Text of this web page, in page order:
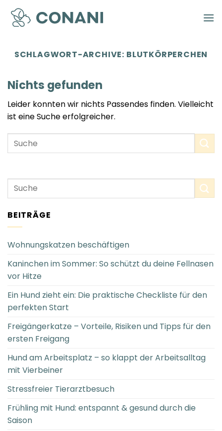
Zum
Inhalt
springen
SCHLAGWORT-ARCHIVE: BLUTKÖRPERCHEN
Nichts gefunden
Leider konnten wir nichts Passendes finden. Vielleicht
ist eine Suche erfolgreicher.
BEITRÄGE
Wohnungskatzen beschäftigen
Kaninchen im Sommer: So schützt du deine Fellnasen
vor Hitze
Ein Hund zieht ein: Die praktische Checkliste für den
perfekten Start
Freigängerkatze – Vorteile, Risiken und Tipps für den
ersten Freigang
Hund am Arbeitsplatz – so klappt der Arbeitsalltag
mit Vierbeiner
Stressfreier Tierarztbesuch
Frühling mit Hund: entspannt & gesund durch die
Saison